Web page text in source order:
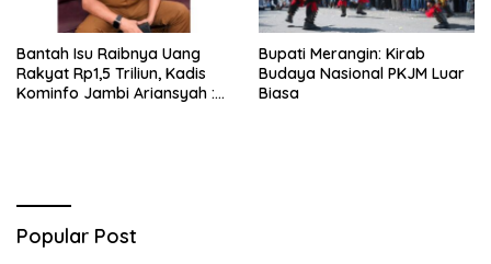
Bantah Isu Raibnya Uang
Rakyat Rp1,5 Triliun, Kadis
Kominfo Jambi Ariansyah :
Bupati Merangin: Kirab
Budaya Nasional PKJM Luar
Biasa
Popular Post